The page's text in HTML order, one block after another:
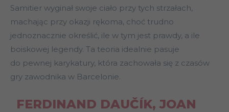
Samitier wyginał swoje ciało przy tych strzałach,
machając przy okazji rękoma, choć trudno
jednoznacznie określić, ile w tym jest prawdy, a ile
boiskowej legendy. Ta teoria idealnie pasuje
do pewnej karykatury, która zachowała się z czasów
gry zawodnika w Barcelonie.
FERDINAND DAUČÍK, JOAN